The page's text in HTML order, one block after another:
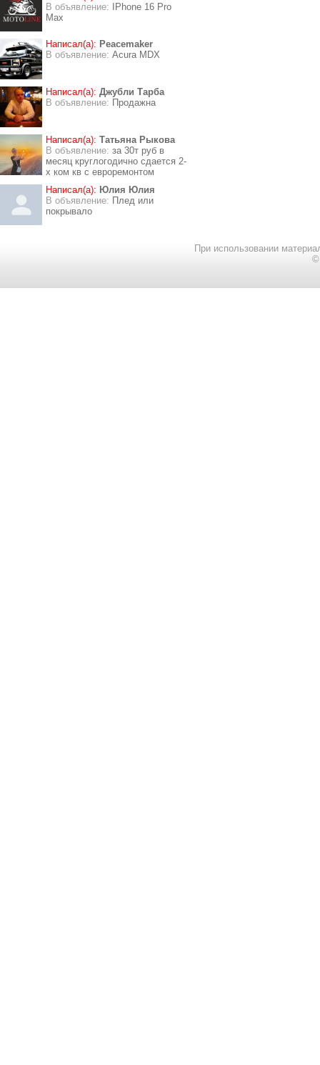
В объявление:
IPhone 16 Pro
Max
Написал(а): Peacemaker
В объявление: Acura MDX
Написал(а): Джубли Тарба
В объявление: Продажна
Написал(а): Татьяна Рыкова
В объявление: за 30т руб в
месяц круглогодично сдается 2-
х ком кв с евроремонтом
Написал(а): Юлия Юлия
В объявление: Плед или
покрывало
При использовании